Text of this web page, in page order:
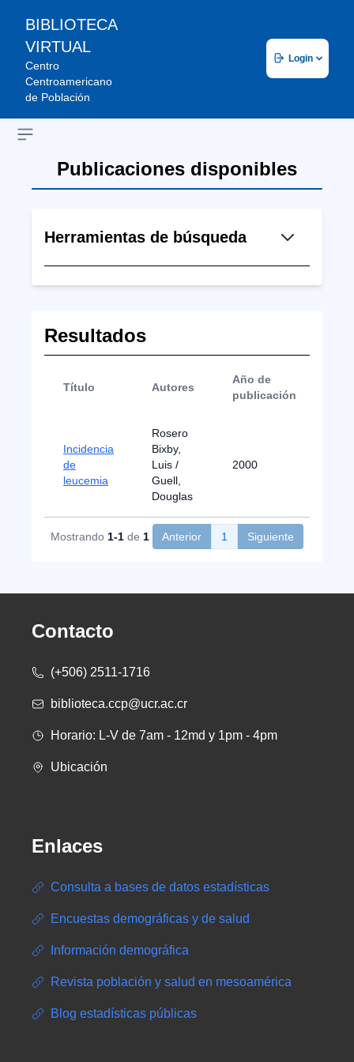
BIBLIOTECA
VIRTUAL
Centro
Centroamericano
de Población
Login
Open sidebar
Publicaciones disponibles
Herramientas de búsqueda
Resultados
Título Autores
Año de
publicación
Incidencia
de
leucemia
Rosero
Bixby,
Luis /
Guell,
Douglas
2000
Mostrando 1-1 de 1 Anterior 1 Siguiente
Contacto
(+506) 2511-1716
biblioteca.ccp@ucr.ac.cr
Horario: L-V de 7am - 12md y 1pm - 4pm
Ubicación
Enlaces
Consulta a bases de datos estadísticas
Encuestas demográficas y de salud
Información demográfica
Revista población y salud en mesoamérica
Blog estadísticas públicas